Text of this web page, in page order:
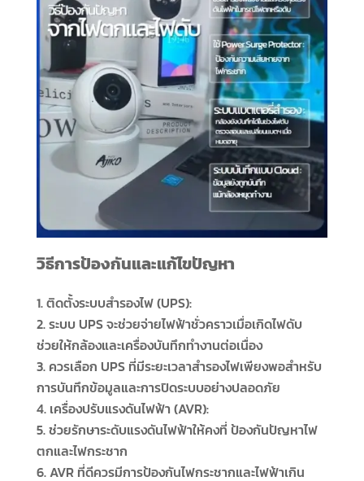
วิธีการป้องกันและแก้ไขปัญหา
ติดตั้งระบบสำรองไฟ (UPS):
ระบบ UPS จะช่วยจ่ายไฟฟ้าชั่วคราวเมื่อเกิดไฟดับ
ช่วยให้กล้องและเครื่องบันทึกทำงานต่อเนื่อง
ควรเลือก UPS ที่มีระยะเวลาสำรองไฟเพียงพอสำหรับ
การบันทึกข้อมูลและการปิดระบบอย่างปลอดภัย
เครื่องปรับแรงดันไฟฟ้า (AVR):
ช่วยรักษาระดับแรงดันไฟฟ้าให้คงที่ ป้องกันปัญหาไฟ
ตกและไฟกระชาก
AVR ที่ดีควรมีการป้องกันไฟกระชากและไฟฟ้าเกิน